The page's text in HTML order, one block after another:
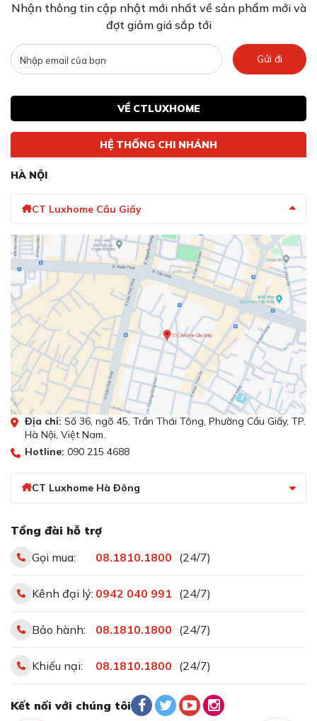
Nhận thông tin cập nhật mới nhất về sản phẩm mới và
đợt giảm giá sắp tới
Gửi đi
VỀ CTLUXHOME
HỆ THỐNG CHI NHÁNH
HÀ NỘI
CT Luxhome Cầu Giấy
Địa chỉ: Số 36, ngõ 45, Trần Thái Tông, Phường Cầu Giấy, TP.
Hà Nội, Việt Nam.
Hotline: 090 215 4688
CT Luxhome Hà Đông
Tổng đài hỗ trợ
Gọi mua:
08.1810.1800 (24/7)
Kênh đại lý: 0942 040 991 (24/7)
Bảo hành: 08.1810.1800 (24/7)
Khiếu nại: 08.1810.1800 (24/7)
Kết nối với chúng tôi